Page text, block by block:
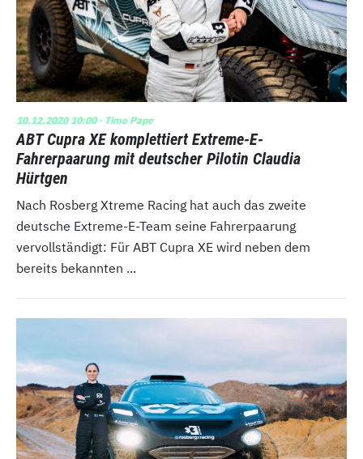
10.12.2020 10:00· Timo Pape
ABT Cupra XE komplettiert Extreme-E-
Fahrerpaarung mit deutscher Pilotin Claudia
Hürtgen
Nach Rosberg Xtreme Racing hat auch das zweite
deutsche Extreme-E-Team seine Fahrerpaarung
vervollständigt: Für ABT Cupra XE wird neben dem
bereits bekannten ...